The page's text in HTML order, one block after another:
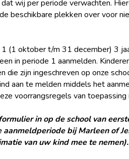
wij per periode verwachten.
beschikbare plekken over voor
1 (1 oktober t/m 31 december) 3
in periode 1 aanmelden.
die zijn ingeschreven op onze
aan te melden middels het
voorrangsregels van toepassing
in op de school van
aanmeldperiode bij Marleen of
van uw kind mee te